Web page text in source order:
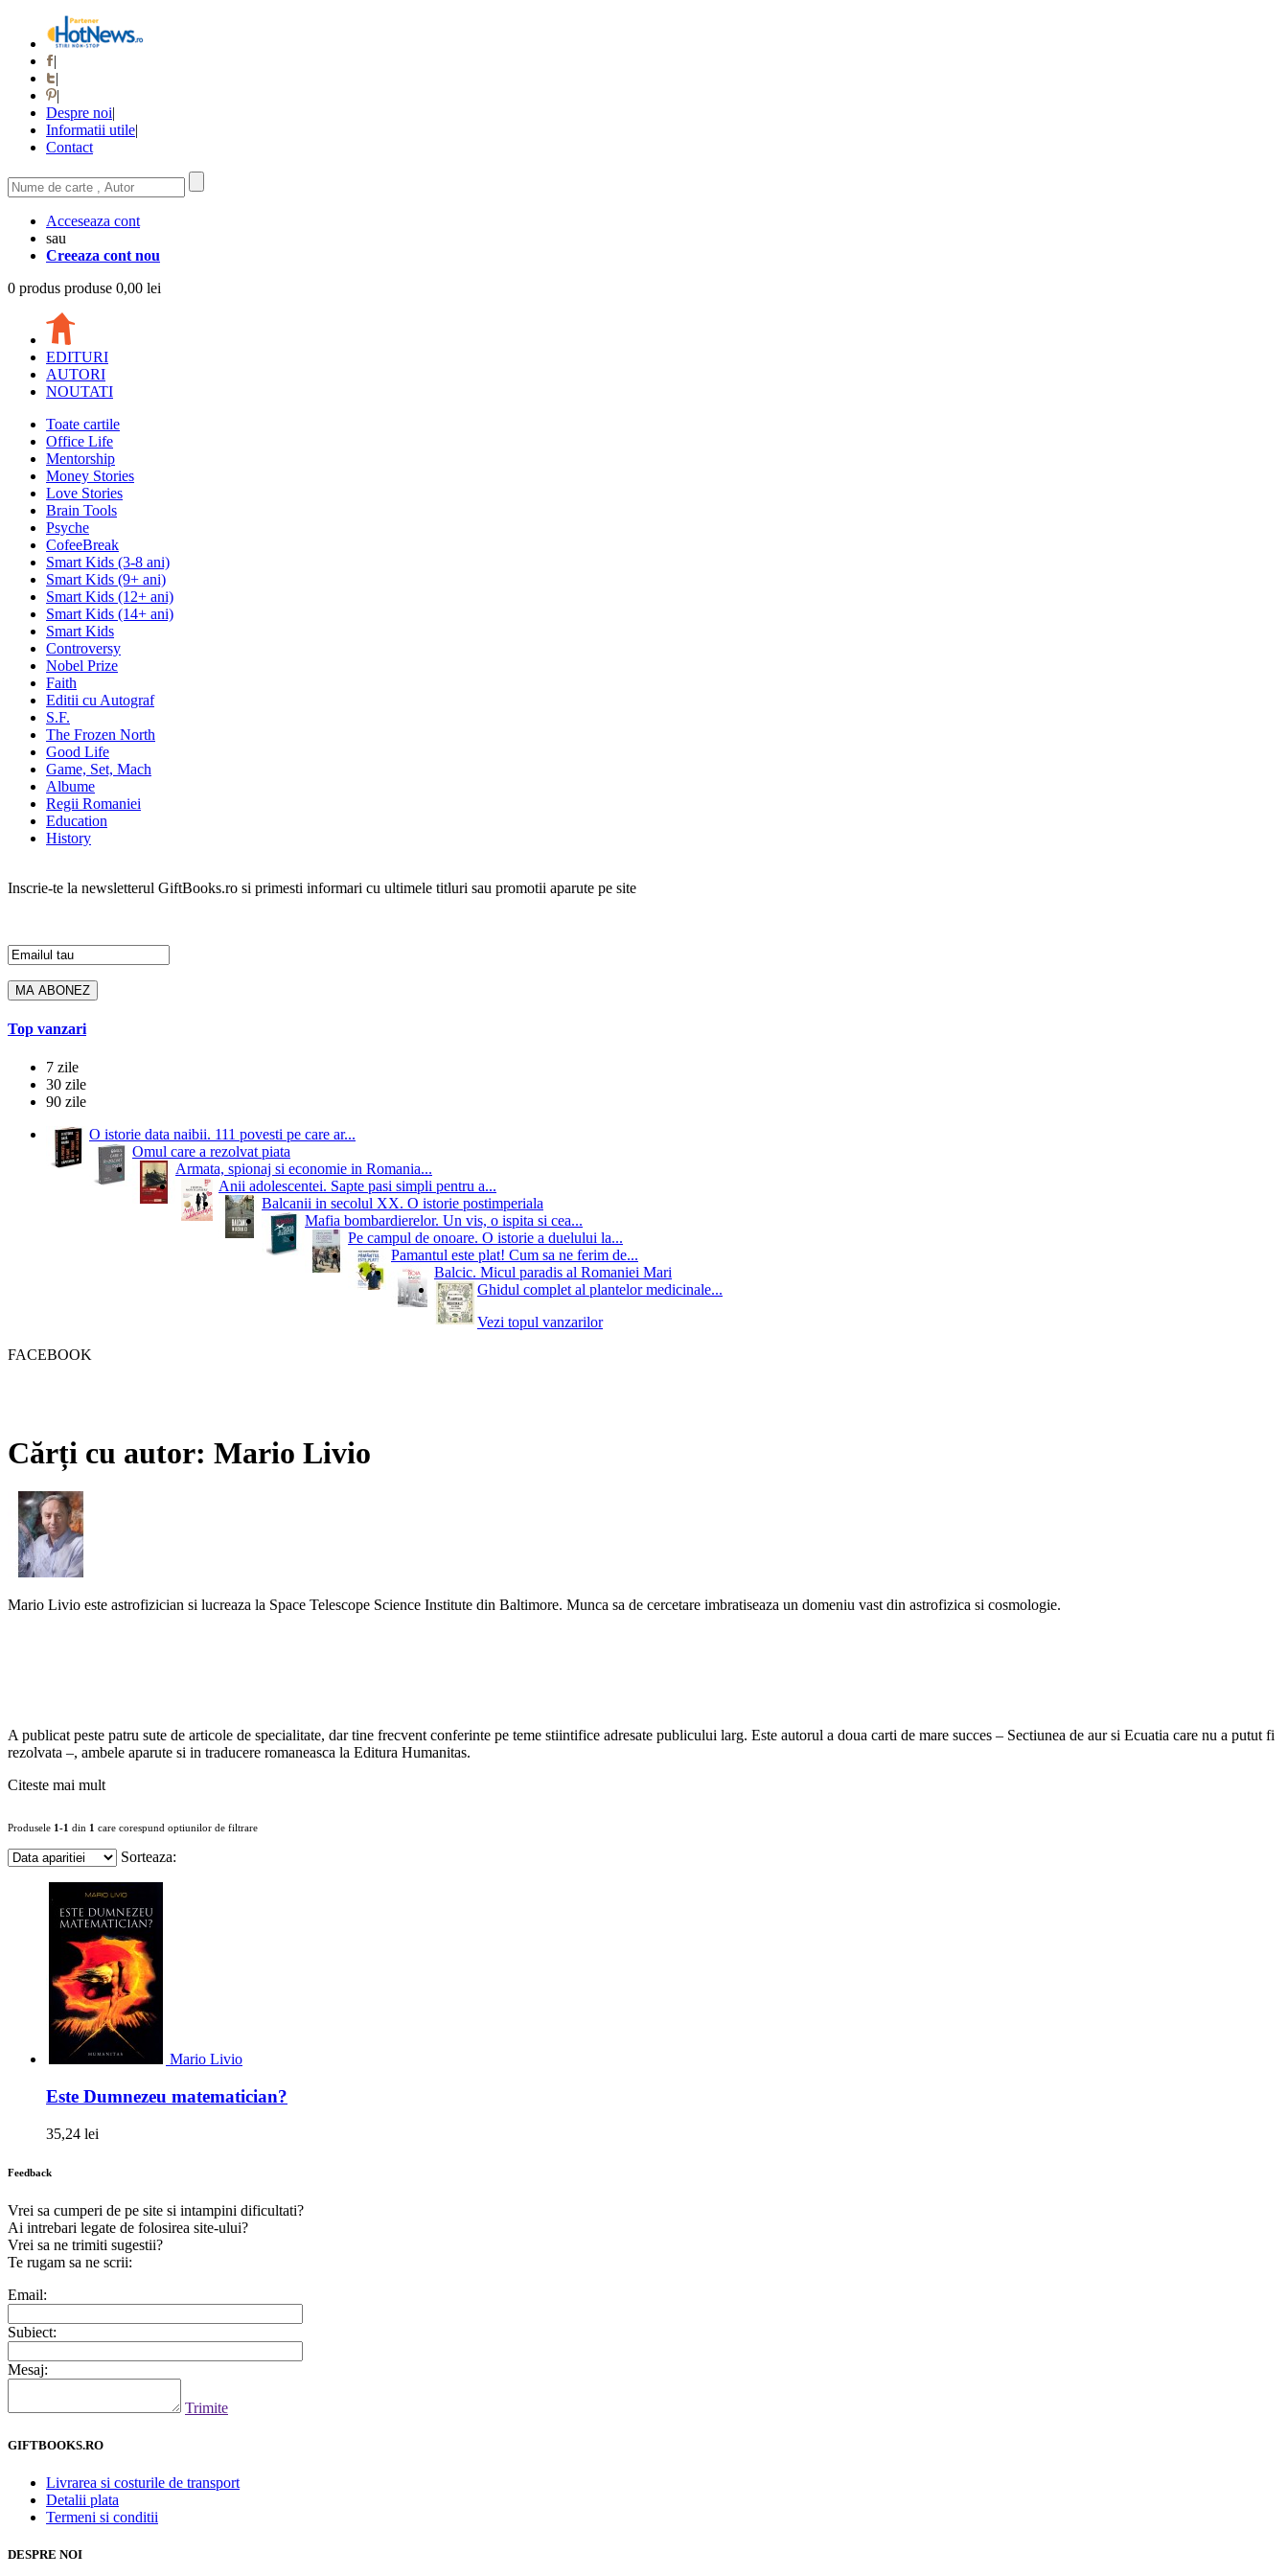
|
|
|
Despre noi|
Informatii utile|
Contact
Acceseaza cont
sau
Creeaza cont nou
0 produs produse 0,00 lei
EDITURI
AUTORI
NOUTATI
Toate cartile
Office Life
Mentorship
Money Stories
Love Stories
Brain Tools
Psyche
CofeeBreak
Smart Kids (3-8 ani)
Smart Kids (9+ ani)
Smart Kids (12+ ani)
Smart Kids (14+ ani)
Smart Kids
Controversy
Nobel Prize
Faith
Editii cu Autograf
S.F.
The Frozen North
Good Life
Game, Set, Mach
Albume
Regii Romaniei
Education
History
Inscrie-te la newsletterul GiftBooks.ro si primesti informari cu ultimele titluri sau promotii aparute pe site
Top vanzari
7 zile
30 zile
90 zile
O istorie data naibii. 111 povesti pe care ar...
Omul care a rezolvat piata
Armata, spionaj si economie in Romania...
Anii adolescentei. Sapte pasi simpli pentru a...
Balcanii in secolul XX. O istorie postimperiala
Mafia bombardierelor. Un vis, o ispita si cea...
Pe campul de onoare. O istorie a duelului la...
Pamantul este plat! Cum sa ne ferim de...
Balcic. Micul paradis al Romaniei Mari
Ghidul complet al plantelor medicinale...
Vezi topul vanzarilor
FACEBOOK
Cărți cu autor: Mario Livio
Mario Livio este astrofizician si lucreaza la Space Telescope Science Institute din Baltimore. Munca sa de cercetare imbratiseaza un domeniu vast din astrofizica si cosmologie.
A publicat peste patru sute de articole de specialitate, dar tine frecvent conferinte pe teme stiintifice adresate publicului larg. Este autorul a doua carti de mare succes – Sectiunea de aur si Ecuatia care nu a putut fi
rezolvata –, ambele aparute si in traducere romaneasca la Editura Humanitas.
Citeste mai mult
Produsele 1-1 din 1 care corespund optiunilor de filtrare
Sorteaza:
Mario Livio
Este Dumnezeu matematician?
35,24 lei
Feedback
Vrei sa cumperi de pe site si intampini dificultati?
Ai intrebari legate de folosirea site-ului?
Vrei sa ne trimiti sugestii?
Te rugam sa ne scrii:
Email:
Subiect:
Mesaj:
Trimite
GIFTBOOKS.RO
Livrarea si costurile de transport
Detalii plata
Termeni si conditii
DESPRE NOI